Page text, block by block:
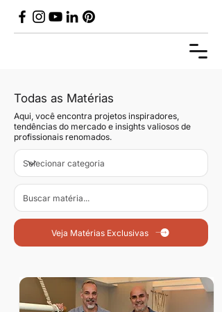
Todas as Matérias
Aqui, você encontra projetos inspiradores,
tendências do mercado e insights valiosos de
profissionais renomados.
Veja Matérias Exclusivas